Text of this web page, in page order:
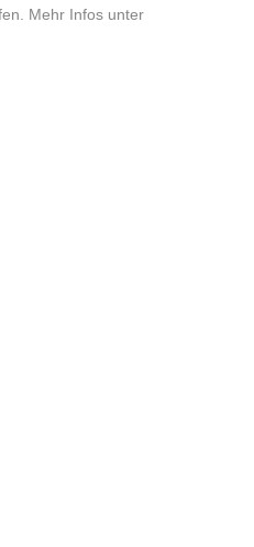
Mehr Infos unter